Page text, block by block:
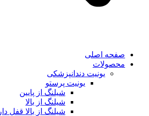
صفحه اصلی
محصولات
یونیت دندانپزشکی
یونیت پرستو
شیلنگ از پایین
شیلنگ از بالا
شیلنگ از بالا قفل دار